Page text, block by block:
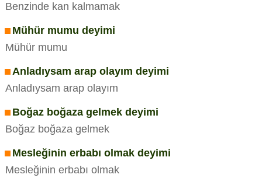
Benzinde kan kalmamak
Mühür mumu deyimi
Mühür mumu
Anladıysam arap olayım deyimi
Anladıysam arap olayım
Boğaz boğaza gelmek deyimi
Boğaz boğaza gelmek
Mesleğinin erbabı olmak deyimi
Mesleğinin erbabı olmak